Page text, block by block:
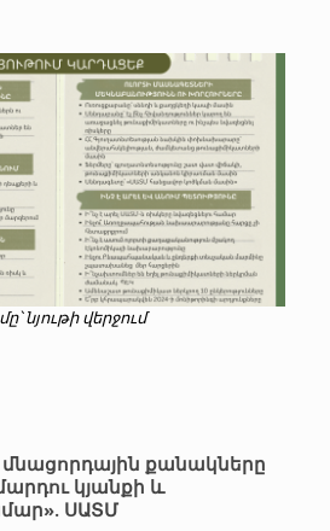
նյութի վերջում
քանակները
կյանքի և
ՍԱՏՄ